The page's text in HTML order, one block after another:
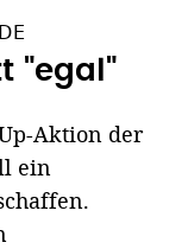
"egal"
Aktion der
ein